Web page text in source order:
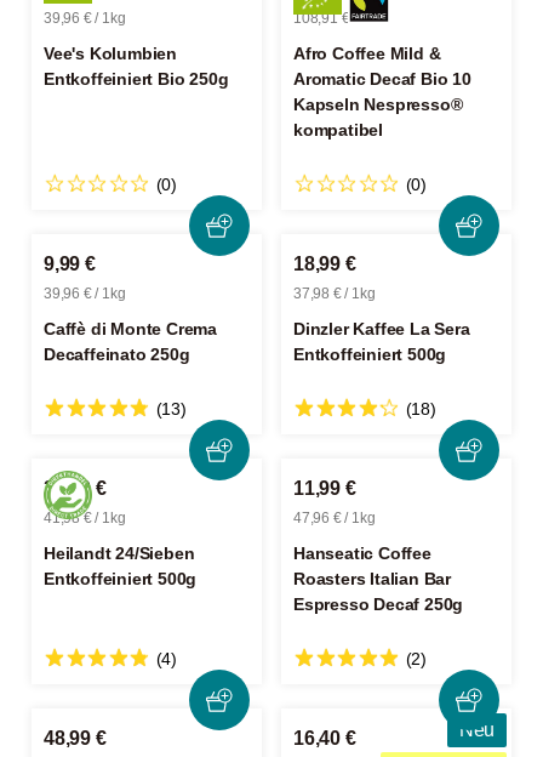
39,96 € / 1kg
Vee's Kolumbien
Entkoffeiniert Bio 250g
(0)
108,91 € / 1kg
Afro Coffee Mild &
Aromatic Decaf Bio 10
Kapseln Nespresso®
kompatibel
(0)
9,99 €
39,96 € / 1kg
Caffè di Monte Crema
Decaffeinato 250g
(13)
18,99 €
37,98 € / 1kg
Dinzler Kaffee La Sera
Entkoffeiniert 500g
(18)
20,99 €
41,98 € / 1kg
Heilandt 24/Sieben
Entkoffeiniert 500g
(4)
11,99 €
47,96 € / 1kg
Hanseatic Coffee
Roasters Italian Bar
Espresso Decaf 250g
(2)
48,99 €
Neu
16,40 €